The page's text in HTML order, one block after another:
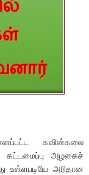
கவின்கலை
கட்டமைப்பு அழகைச்
உள்ளபடியே அரிதான